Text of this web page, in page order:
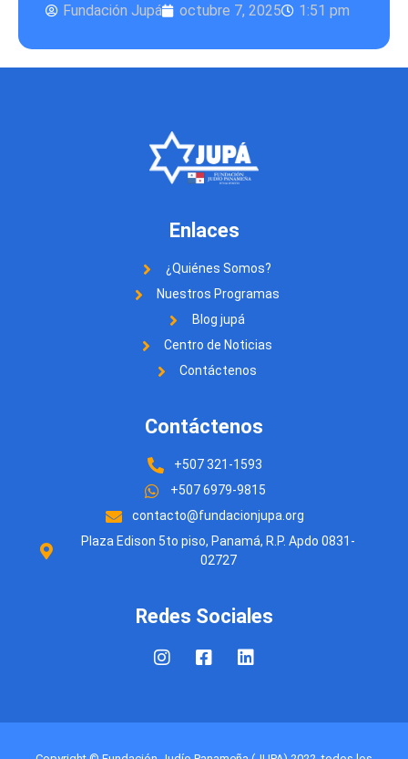
Fundación Jupá octubre 7, 2025 1:51 pm
Enlaces
¿Quiénes Somos?
Nuestros Programas
Blog jupá
Centro de Noticias
Contáctenos
Contáctenos
+507 321-1593
+507 6979-9815
contacto@fundacionjupa.org
Plaza Edison 5to piso, Panamá, R.P. Apdo 0831-
02727
Redes Sociales